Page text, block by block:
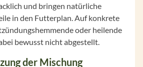
und bringen natürliche
in den Futterplan. Auf konkrete
oder heilende
bewusst nicht abgestellt.
der Mischung